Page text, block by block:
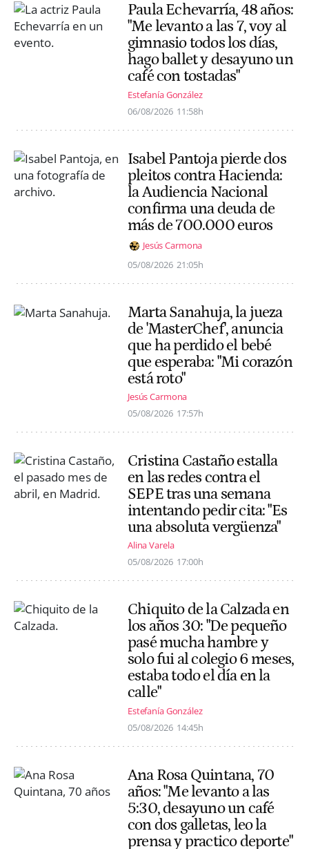
Paula Echevarría, 48 años:
"Me levanto a las 7, voy al
gimnasio todos los días,
hago ballet y desayuno un
café con tostadas"
Estefanía González
06/08/2026 11:58h
Isabel Pantoja pierde dos
pleitos contra Hacienda:
la Audiencia Nacional
confirma una deuda de
más de 700.000 euros
Jesús Carmona
05/08/2026 21:05h
Marta Sanahuja, la jueza
de 'MasterChef', anuncia
que ha perdido el bebé
que esperaba: "Mi corazón
está roto"
Jesús Carmona
05/08/2026 17:57h
Cristina Castaño estalla
en las redes contra el
SEPE tras una semana
intentando pedir cita: "Es
una absoluta vergüenza"
Alina Varela
05/08/2026 17:00h
Chiquito de la Calzada en
los años 30: "De pequeño
pasé mucha hambre y
solo fui al colegio 6 meses,
estaba todo el día en la
calle"
Estefanía González
05/08/2026 14:45h
Ana Rosa Quintana, 70
años: "Me levanto a las
5:30, desayuno un café
con dos galletas, leo la
prensa y practico deporte"